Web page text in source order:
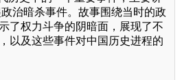
治暗杀事件。故事围绕当时的政
了权力斗争的阴暗面，展现了不
以及这些事件对中国历史进程的